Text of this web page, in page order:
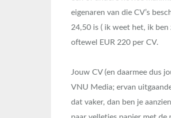
eigenaren van die CV’s
24,50 is ( ik weet het, ik ben
oftewel EUR 220 per CV.
Jouw CV (en daarmee dus
VNU Media; ervan
dat vaker, dan ben je